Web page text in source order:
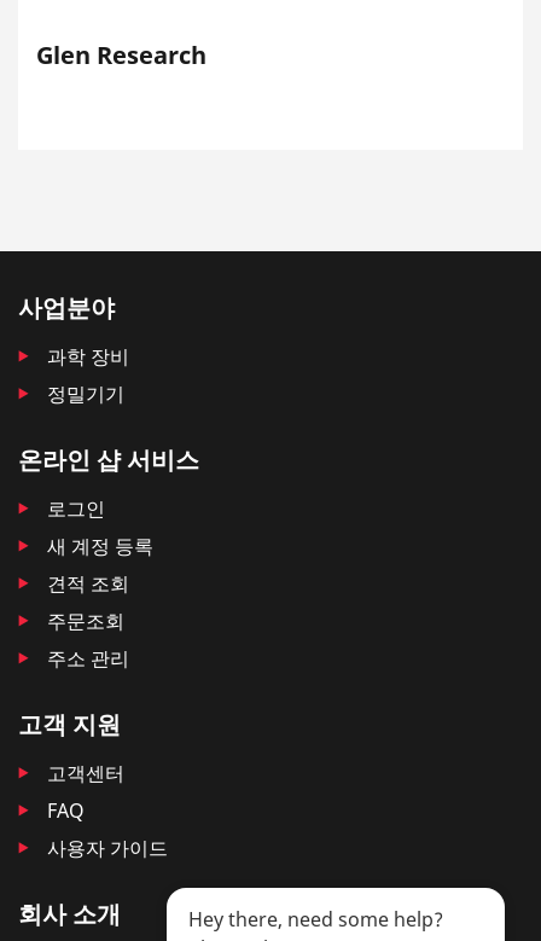
Glen Research
사업분야
과학 장비
정밀기기
온라인 샵 서비스
로그인
새 계정 등록
견적 조회
주문조회
주소 관리
고객 지원
고객센터
FAQ
사용자 가이드
회사 소개
Hey there, need some help?